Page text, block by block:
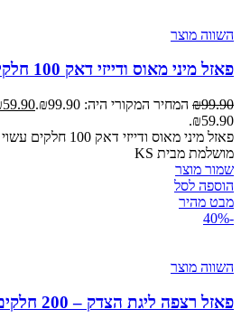
השווה מוצר
פאזל מיני מאוס ודייזי דאק 100 חלקים
₪99.90 המחיר המקורי היה: ₪99.90. 59.90
₪59.90.
פאזל מיני מאוס
מושלמת מבית KS
שמור מוצר
הוספה לסל
מבט מהיר
-40%
השווה מוצר
פאזל רצפה ליגת הצדק – 200 חלקים